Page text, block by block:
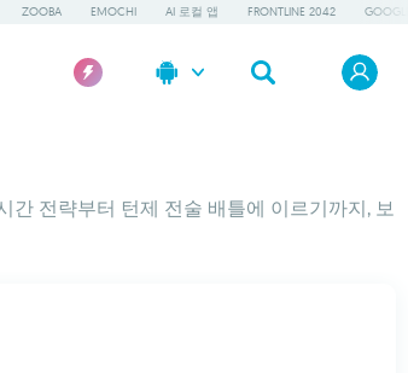
ZOOBA EMOCHI AI 로컬 앱 FRONTLINE 2042
간 전략부터 턴제 전술 배틀에 이르기까지, 보